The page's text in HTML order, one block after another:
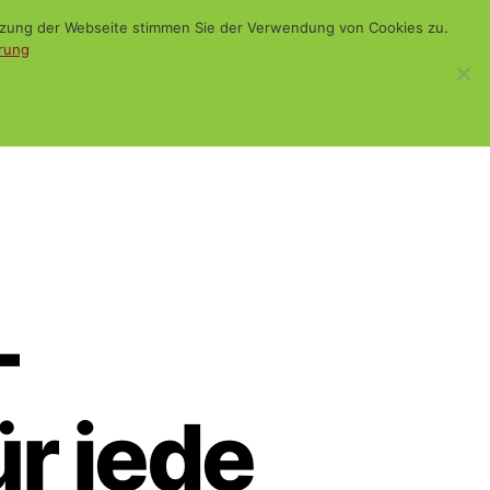
jede
der Webseite stimmen Sie der Verwendung von Cookies zu.